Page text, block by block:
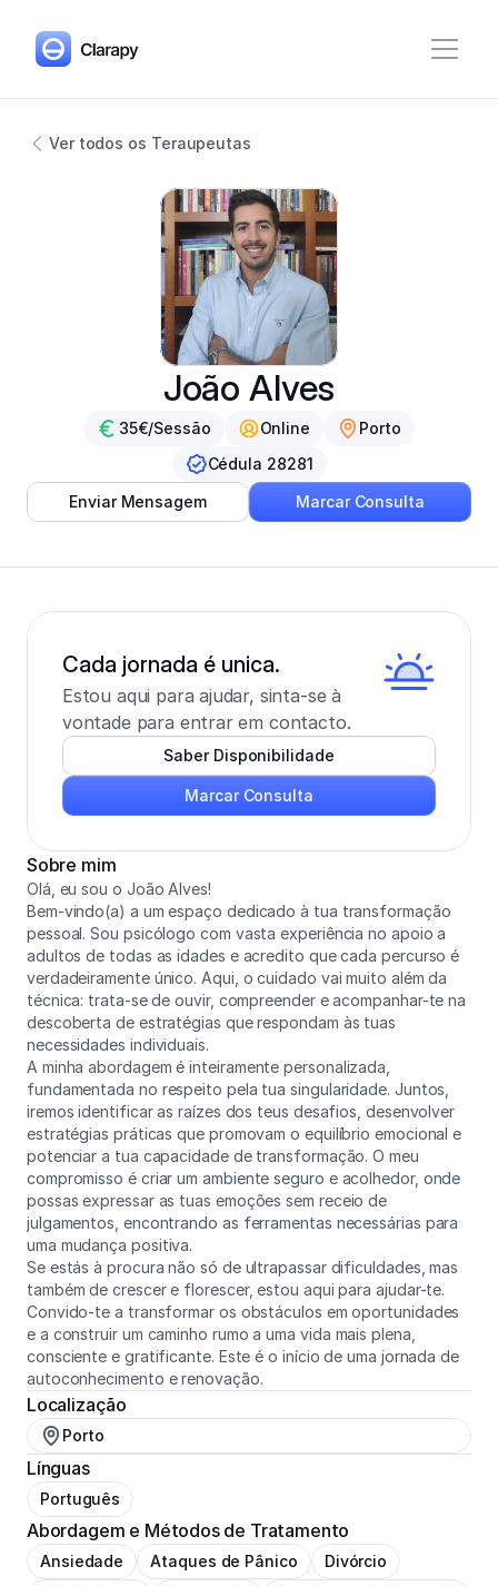
Ver todos os Teraupeutas
João Alves
35€/Sessão Online
Porto
Cédula 28281
Enviar Mensagem
Marcar Consulta
Sobre mim
Olá, eu sou o João Alves!
Bem-vindo(a) a um espaço dedicado à tua transformação
pessoal. Sou psicólogo com vasta experiência no apoio a
adultos de todas as idades e acredito que cada percurso é
verdadeiramente único. Aqui, o cuidado vai muito além da
técnica: trata-se de ouvir, compreender e acompanhar-te na
descoberta de estratégias que respondam às tuas
necessidades individuais.
A minha abordagem é inteiramente personalizada,
fundamentada no respeito pela tua singularidade. Juntos,
iremos identificar as raízes dos teus desafios, desenvolver
estratégias práticas que promovam o equilíbrio emocional e
potenciar a tua capacidade de transformação. O meu
compromisso é criar um ambiente seguro e acolhedor, onde
possas expressar as tuas emoções sem receio de
julgamentos, encontrando as ferramentas necessárias para
uma mudança positiva.
Se estás à procura não só de ultrapassar dificuldades, mas
também de crescer e florescer, estou aqui para ajudar-te.
Convido-te a transformar os obstáculos em oportunidades
e a construir um caminho rumo a uma vida mais plena,
consciente e gratificante. Este é o início de uma jornada de
autoconhecimento e renovação.
Localização
Porto
Línguas
Português
Abordagem e Métodos de Tratamento
Ansiedade Ataques de Pânico
Divórcio
Cada jornada é unica.
Estou aqui para ajudar, sinta-se à
vontade para entrar em contacto.
Saber Disponibilidade
Marcar Consulta